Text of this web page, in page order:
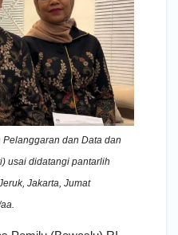
dan Data dan
usai didatangi pantarlih
Jakarta, Jumat